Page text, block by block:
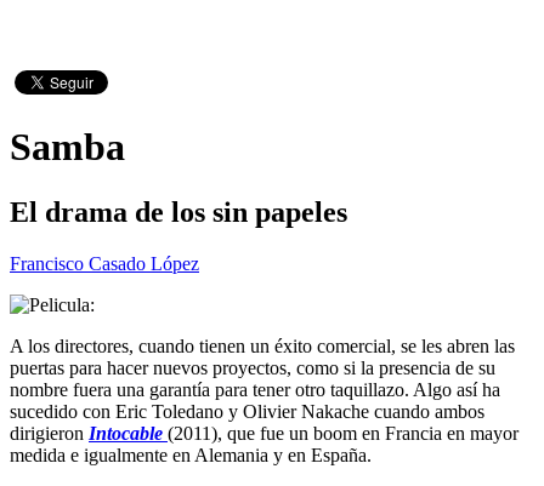
Samba
El drama de los sin papeles
Francisco Casado López
A los directores, cuando tienen un éxito comercial, se les abren las
puertas para hacer nuevos proyectos, como si la presencia de su
nombre fuera una garantía para tener otro taquillazo. Algo así ha
sucedido con Eric Toledano y Olivier Nakache cuando ambos
dirigieron Intocable (2011), que fue un boom en Francia en mayor
medida e igualmente en Alemania y en España.